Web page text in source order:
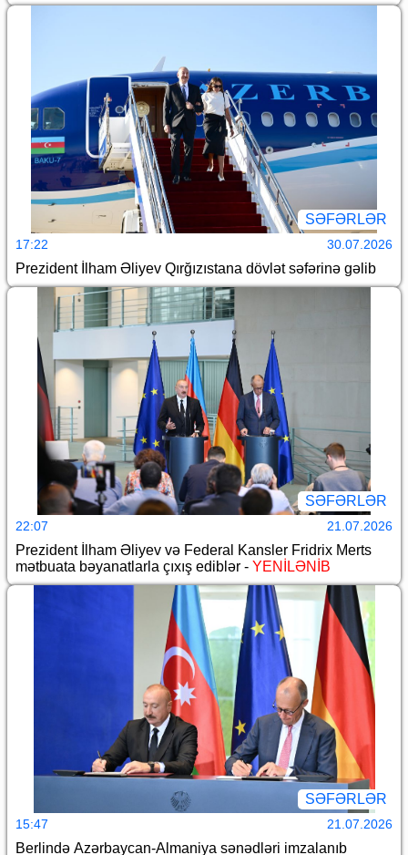
SƏFƏRLƏR
17:22 30.07.2026
Prezident İlham Əliyev Qırğızıstana dövlət səfərinə gəlib
SƏFƏRLƏR
22:07 21.07.2026
Prezident İlham Əliyev və Federal Kansler Fridrix Merts
mətbuata bəyanatlarla çıxış ediblər - YENİLƏNİB
SƏFƏRLƏR
15:47 21.07.2026
Berlində Azərbaycan-Almaniya sənədləri imzalanıb